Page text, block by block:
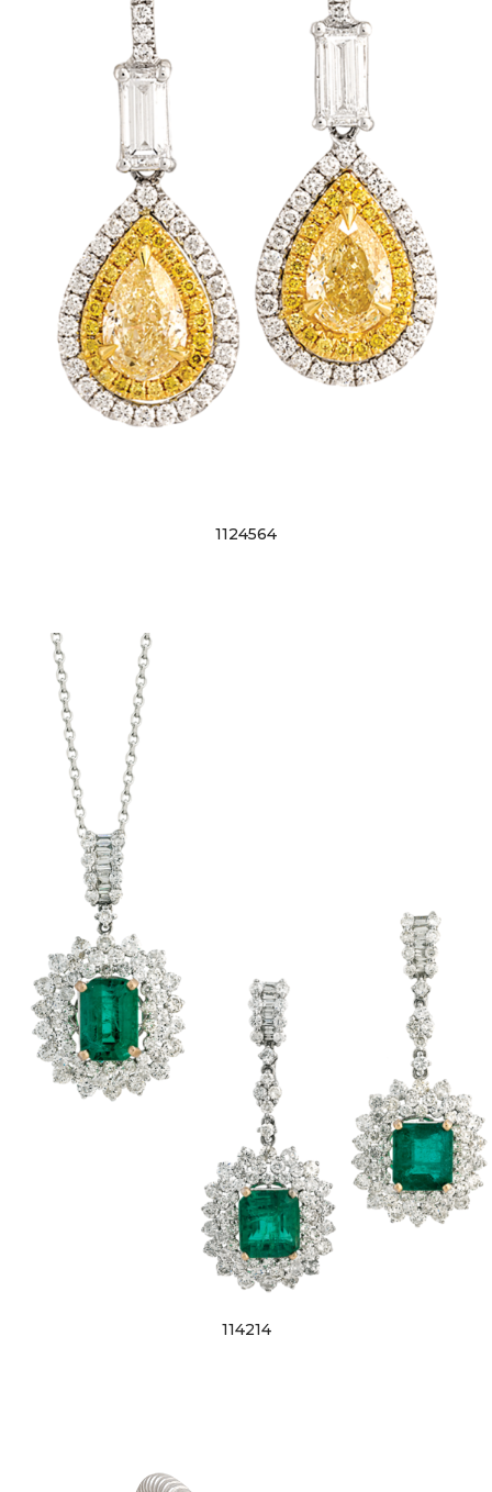
1124564
114214